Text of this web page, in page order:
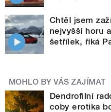
Chtěl jsem
nejvyšší horu
šetřílek, říká
MOHLO BY VÁS ZAJÍMAT
Dendrofilní
coby erotika